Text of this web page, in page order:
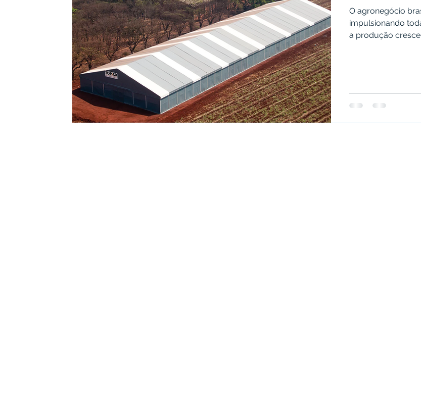
O agronegócio
impulsionando
a produção
grandes players
grãos, fer